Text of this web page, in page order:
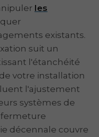
les
existants.
suit un
l'étanchéité
votre installation
l'ajustement
systèmes de
fermeture
décennale couvre